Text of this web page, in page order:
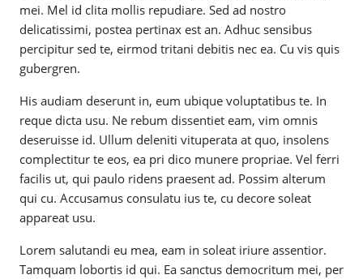
mei. Mel id clita mollis repudiare. Sed ad nostro
delicatissimi, postea pertinax est an. Adhuc sensibus
percipitur sed te, eirmod tritani debitis nec ea. Cu vis quis
gubergren.
His audiam deserunt in, eum ubique voluptatibus te. In
reque dicta usu. Ne rebum dissentiet eam, vim omnis
deseruisse id. Ullum deleniti vituperata at quo, insolens
complectitur te eos, ea pri dico munere propriae. Vel ferri
facilis ut, qui paulo ridens praesent ad. Possim alterum
qui cu. Accusamus consulatu ius te, cu decore soleat
appareat usu.
Lorem salutandi eu mea, eam in soleat iriure assentior.
Tamquam lobortis id qui. Ea sanctus democritum mei, per